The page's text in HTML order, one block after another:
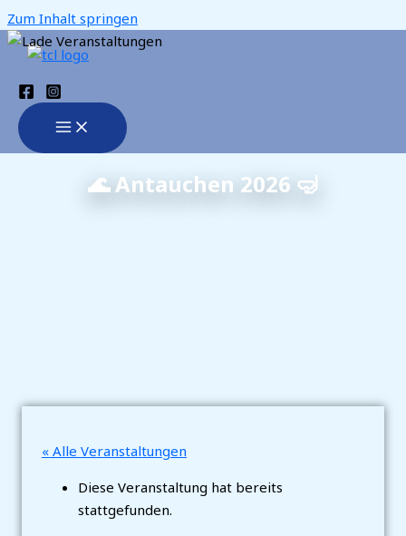
Zum Inhalt springen
🌊 Antauchen 2026 🤿
« Alle Veranstaltungen
Diese Veranstaltung hat bereits
stattgefunden.